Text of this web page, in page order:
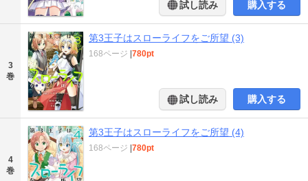
試し読み 購入する
3
巻
第3王子はスローライフをご所望 (3)
168ページ 780pt
試し読み 購入する
4
巻
第3王子はスローライフをご所望 (4)
168ページ 780pt